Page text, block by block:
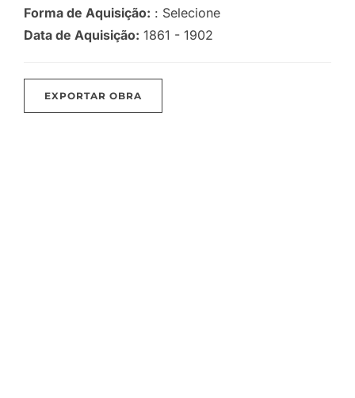
Forma de Aquisição: : Selecione
Data de Aquisição: 1861 - 1902
EXPORTAR OBRA